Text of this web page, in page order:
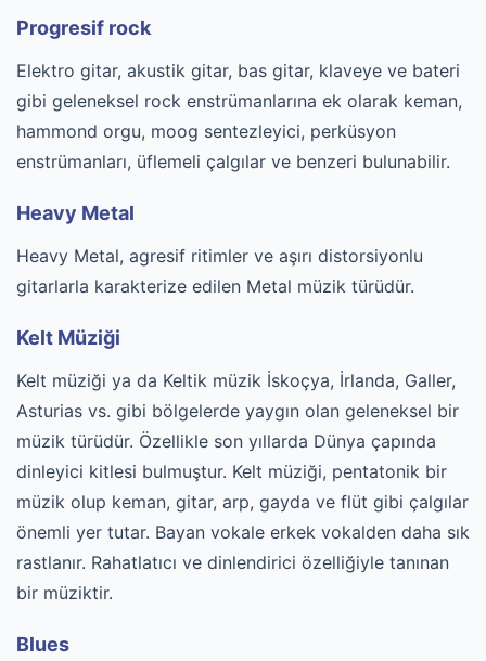
Progresif rock
Elektro gitar, akustik gitar, bas gitar, klaveye ve bateri
gibi geleneksel rock enstrümanlarına ek olarak keman,
hammond orgu, moog sentezleyici, perküsyon
enstrümanları, üflemeli çalgılar ve benzeri bulunabilir.
Heavy Metal
Heavy Metal, agresif ritimler ve aşırı distorsiyonlu
gitarlarla karakterize edilen Metal müzik türüdür.
Kelt Müziği
Kelt müziği ya da Keltik müzik İskoçya, İrlanda, Galler,
Asturias vs. gibi bölgelerde yaygın olan geleneksel bir
müzik türüdür. Özellikle son yıllarda Dünya çapında
dinleyici kitlesi bulmuştur. Kelt müziği, pentatonik bir
müzik olup keman, gitar, arp, gayda ve flüt gibi çalgılar
önemli yer tutar. Bayan vokale erkek vokalden daha sık
rastlanır. Rahatlatıcı ve dinlendirici özelliğiyle tanınan
bir müziktir.
Blues